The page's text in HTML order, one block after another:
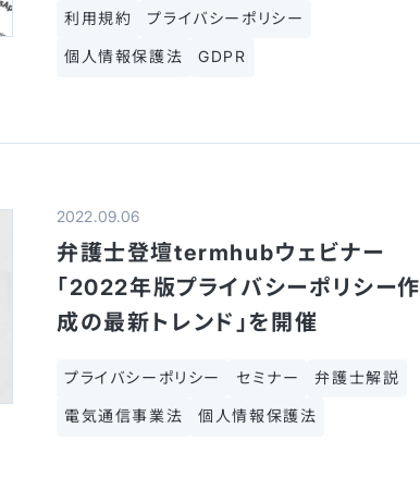
利用規約 プライバシーポリシー
個人情報保護法 GDPR
2022.09.06
弁護士登壇termhubウェビナー
「2022年版プライバシーポリシー作
成の最新トレンド」を開催
プライバシーポリシー セミナー 弁護士解説
電気通信事業法 個人情報保護法